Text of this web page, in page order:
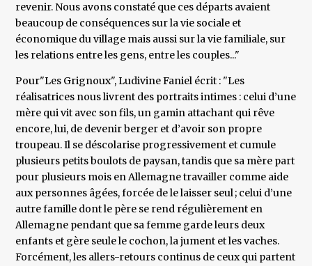
revenir. Nous avons constaté que ces départs avaient
beaucoup de conséquences sur la vie sociale et
économique du village mais aussi sur la vie familiale, sur
les relations entre les gens, entre les couples..."
Pour"Les Grignoux", Ludivine Faniel écrit : "Les
réalisatrices nous livrent des portraits intimes : celui d’une
mère qui vit avec son fils, un gamin attachant qui rêve
encore, lui, de devenir berger et d’avoir son propre
troupeau. Il se déscolarise progressivement et cumule
plusieurs petits boulots de paysan, tandis que sa mère part
pour plusieurs mois en Allemagne travailler comme aide
aux personnes âgées, forcée de le laisser seul ; celui d’une
autre famille dont le père se rend régulièrement en
Allemagne pendant que sa femme garde leurs deux
enfants et gère seule le cochon, la jument et les vaches.
Forcément, les allers-retours continus de ceux qui partent